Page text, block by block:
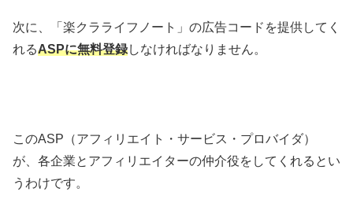
次に、「楽クラライフノート」の広告コードを提供してく
れるASPに無料登録しなければなりません。
このASP（アフィリエイト・サービス・プロバイダ）
が、各企業とアフィリエイターの仲介役をしてくれるとい
うわけです。